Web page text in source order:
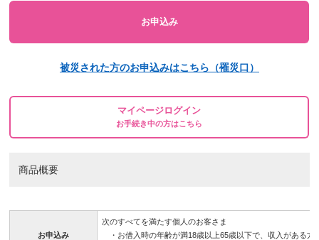
お申込み
被災された方のお申込みはこちら（罹災口）
マイページログイン
お手続き中の方はこちら
商品概要
お申込み
次のすべてを満たす個人のお客さま
・お借入時の年齢が満18歳以上65歳以下で、収入がある方